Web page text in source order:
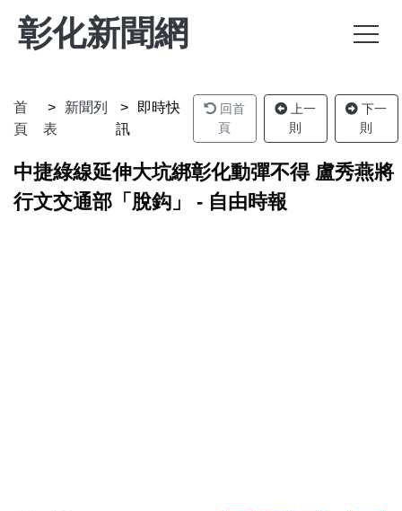
彰化新聞網
首
頁
新聞列
表
即時快
訊
回首
頁
上一
則
下一
則
中捷綠線延伸大坑綁彰化動彈不得 盧秀燕將
行文交通部「脫鈎」 - 自由時報